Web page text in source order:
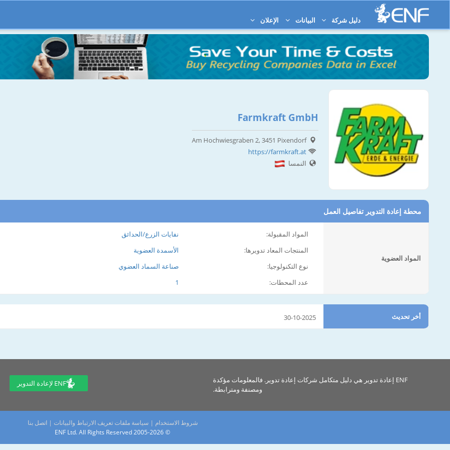
دليل شركة البيانات الإعلان
Farmkraft GmbH
Am Hochwiesgraben 2, 3451 Pixendorf
https://farmkraft.at
النمسا
محطة إعادة التدوير تفاصيل العمل
المواد العضوية
المواد المقبولة:
نفايات الزرع/الحدائق
المنتجات المعاد تدويرها:
الأسمدة العضوية
نوع التكنولوجيا:
صناعة السماد العضوي
عدد المحطات:
1
أخر تحديث 30-10-2025
ENF إعادة تدوير هي دليل متكامل شركات إعادة تدوير. فالمعلومات مؤكدة
ومصنفة ومترابطة.
ENF لإعادة التدوير
شروط الاستخدام | سياسة ملفات تعريف الارتباط والبيانات |اتصل بنا
© 2005-2026 ENF Ltd. All Rights Reserved